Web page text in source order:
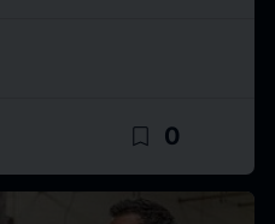
bookmark_border 0